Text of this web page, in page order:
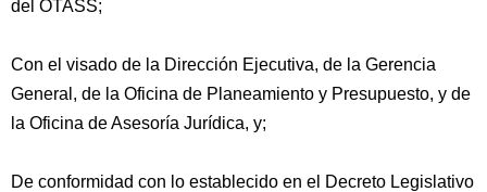
del OTASS;
Con el visado de la Dirección Ejecutiva, de la Gerencia
General, de la Oficina de Planeamiento y Presupuesto, y de
la Oficina de Asesoría Jurídica, y;
De conformidad con lo establecido en el Decreto Legislativo